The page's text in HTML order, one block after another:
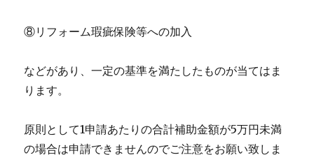
⑧リフォーム瑕疵保険等への加入
などがあり、一定の基準を満たしたものが当てはま
ります。
原則として1申請あたりの合計補助金額が5万円未満
の場合は申請できませんのでご注意をお願い致しま